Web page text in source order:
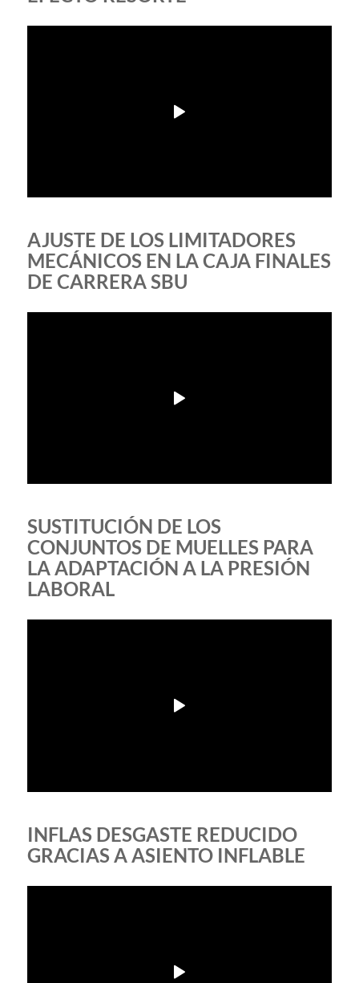
AJUSTE DE LOS LIMITADORES
MECÁNICOS EN LA CAJA FINALES
DE CARRERA SBU
SUSTITUCIÓN DE LOS
CONJUNTOS DE MUELLES PARA
LA ADAPTACIÓN A LA PRESIÓN
LABORAL
INFLAS DESGASTE REDUCIDO
GRACIAS A ASIENTO INFLABLE